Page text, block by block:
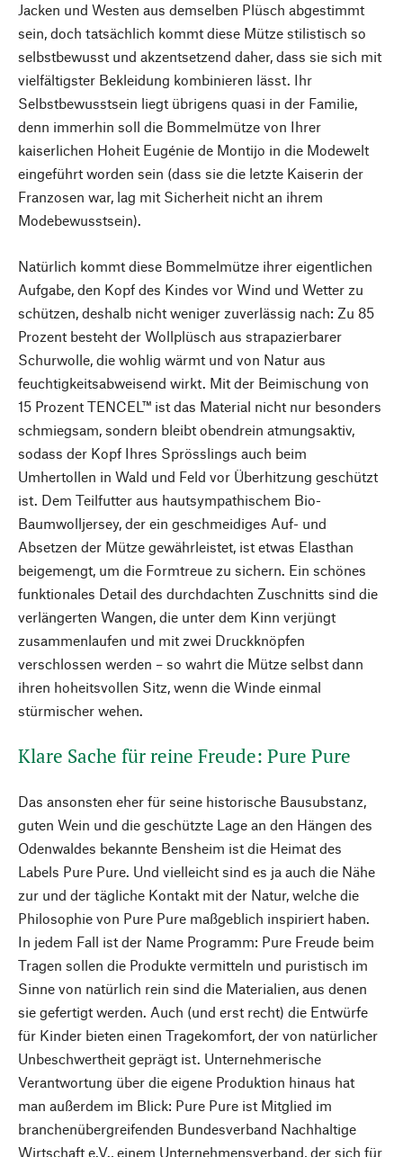
Jacken und Westen aus demselben Plüsch abgestimmt
sein, doch tatsächlich kommt diese Mütze stilistisch so
selbstbewusst und akzentsetzend daher, dass sie sich mit
vielfältigster Bekleidung kombinieren lässt. Ihr
Selbstbewusstsein liegt übrigens quasi in der Familie,
denn immerhin soll die Bommelmütze von Ihrer
kaiserlichen Hoheit Eugénie de Montijo in die Modewelt
eingeführt worden sein (dass sie die letzte Kaiserin der
Franzosen war, lag mit Sicherheit nicht an ihrem
Modebewusstsein).
Natürlich kommt diese Bommelmütze ihrer eigentlichen
Aufgabe, den Kopf des Kindes vor Wind und Wetter zu
schützen, deshalb nicht weniger zuverlässig nach: Zu 85
Prozent besteht der Wollplüsch aus strapazierbarer
Schurwolle, die wohlig wärmt und von Natur aus
feuchtigkeitsabweisend wirkt. Mit der Beimischung von
15 Prozent TENCEL™ ist das Material nicht nur besonders
schmiegsam, sondern bleibt obendrein atmungsaktiv,
sodass der Kopf Ihres Sprösslings auch beim
Umhertollen in Wald und Feld vor Überhitzung geschützt
ist. Dem Teilfutter aus hautsympathischem Bio-
Baumwolljersey, der ein geschmeidiges Auf- und
Absetzen der Mütze gewährleistet, ist etwas Elasthan
beigemengt, um die Formtreue zu sichern. Ein schönes
funktionales Detail des durchdachten Zuschnitts sind die
verlängerten Wangen, die unter dem Kinn verjüngt
zusammenlaufen und mit zwei Druckknöpfen
verschlossen werden – so wahrt die Mütze selbst dann
ihren hoheitsvollen Sitz, wenn die Winde einmal
stürmischer wehen.
Klare Sache für reine Freude: Pure Pure
Das ansonsten eher für seine historische Bausubstanz,
guten Wein und die geschützte Lage an den Hängen des
Odenwaldes bekannte Bensheim ist die Heimat des
Labels Pure Pure. Und vielleicht sind es ja auch die Nähe
zur und der tägliche Kontakt mit der Natur, welche die
Philosophie von Pure Pure maßgeblich inspiriert haben.
In jedem Fall ist der Name Programm: Pure Freude beim
Tragen sollen die Produkte vermitteln und puristisch im
Sinne von natürlich rein sind die Materialien, aus denen
sie gefertigt werden. Auch (und erst recht) die Entwürfe
für Kinder bieten einen Tragekomfort, der von natürlicher
Unbeschwertheit geprägt ist. Unternehmerische
Verantwortung über die eigene Produktion hinaus hat
man außerdem im Blick: Pure Pure ist Mitglied im
branchenübergreifenden Bundesverband Nachhaltige
Wirtschaft e.V., einem Unternehmensverband, der sich für